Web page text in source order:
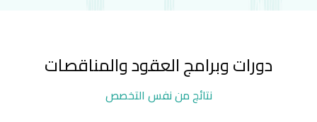
دورات وبرامج العقود والمناقصات
نتائج من نفس التخصص